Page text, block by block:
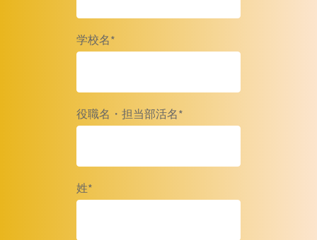
学校名*
役職名・担当部活名*
姓*